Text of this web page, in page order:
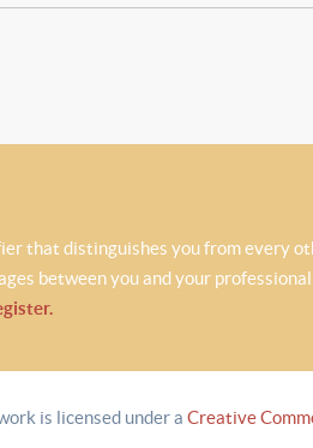
that distinguishes you from every
between you and your
is licensed under a Creative